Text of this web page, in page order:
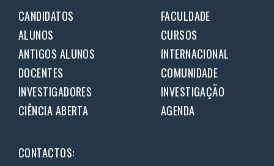
CANDIDATOS
FACULDADE
ALUNOS
CURSOS
ANTIGOS ALUNOS
INTERNACIONAL
DOCENTES
COMUNIDADE
INVESTIGADORES
INVESTIGAÇÃO
CIÊNCIA ABERTA
AGENDA
CONTACTOS: